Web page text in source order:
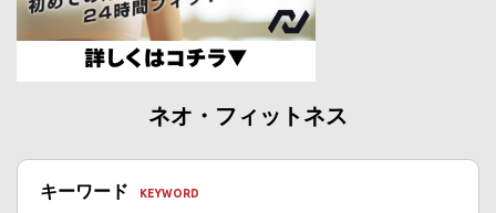
ネオ・フィットネス
キーワード